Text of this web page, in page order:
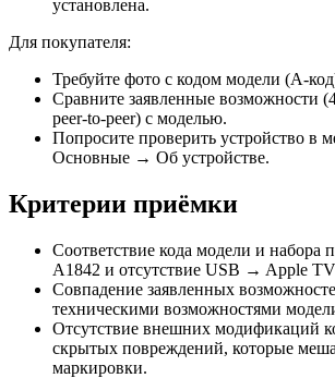
установлена.
Для покупателя:
Требуйте фото с кодом модели
Сравните заявленные возможности
peer‑to‑peer) с моделью.
Попросите проверить устройство в
Основные → Об устройстве.
Критерии приёмки
Соответствие кода модели и набора
A1842 и отсутствие USB → Apple
Совпадение заявленных
техническими возможностями
Отсутствие внешних модификаций
скрытых повреждений, которые
маркировки.